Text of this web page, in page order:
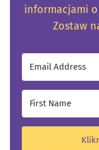
informacjami o
Zostaw